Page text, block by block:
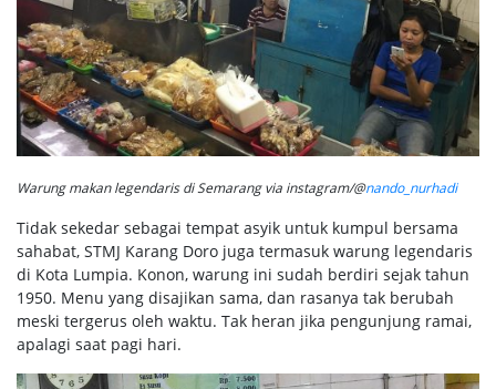
Warung makan legendaris di Semarang via instagram/@nando_nurhadi
Tidak sekedar sebagai tempat asyik untuk kumpul bersama
sahabat, STMJ Karang Doro juga termasuk warung legendaris
di Kota Lumpia. Konon, warung ini sudah berdiri sejak tahun
1950. Menu yang disajikan sama, dan rasanya tak berubah
meski tergerus oleh waktu. Tak heran jika pengunjung ramai,
apalagi saat pagi hari.